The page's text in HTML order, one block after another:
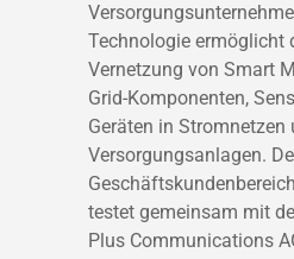
Technologie ermöglicht
Vernetzung von Smart
Grid-Komponenten,
Geräten in Stromnetzen
Versorgungsanlagen.
testet gemeinsam mit
Plus Communications